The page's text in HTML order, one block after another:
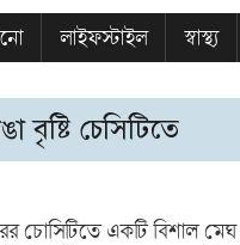
লাইফস্টাইল স্বাস্থ্য
বৃষ্টি চেসিটিতে
চোসিটিতে একটি বিশাল